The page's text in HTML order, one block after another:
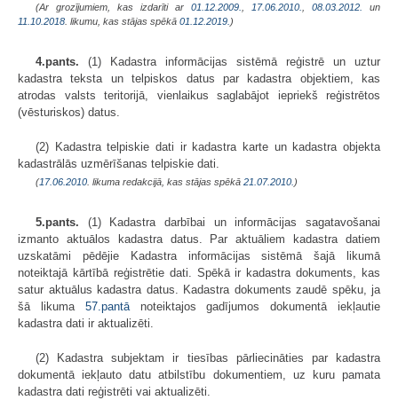
(Ar grozījumiem, kas izdarīti ar 01.12.2009. 17.06.2010. 08.03.2012.
un
11.10.2018 . likumu, kas stājas spēkā 01.12.2019. )
4.pants. (1) Kadastra informācijas sistēmā reģistrē un uztur
kadastra teksta un telpiskos datus par kadastra objektiem, kas
atrodas valsts teritorijā, vienlaikus saglabājot iepriekš reģistrētos
(vēsturiskos) datus.
(2) Kadastra telpiskie dati ir kadastra karte un kadastra objekta
kadastrālās uzmērīšanas telpiskie dati.
(17.06.2010 . likuma redakcijā, kas stājas spēkā 21.07.2010. )
5.pants. (1) Kadastra darbībai un informācijas sagatavošanai
izmanto aktuālos kadastra datus. Par aktuāliem kadastra datiem
uzskatāmi pēdējie Kadastra informācijas sistēmā šajā likumā
noteiktajā kārtībā reģistrētie dati. Spēkā ir kadastra dokuments, kas
satur aktuālus kadastra datus. Kadastra dokuments zaudē spēku, ja
šā likuma 57.pantānoteiktajos gadījumos dokumentā iekļautie
kadastra dati ir aktualizēti.
(2) Kadastra subjektam ir tiesības pārliecināties par kadastra
dokumentā iekļauto datu atbilstību dokumentiem, uz kuru pamata
kadastra dati reģistrēti vai aktualizēti.